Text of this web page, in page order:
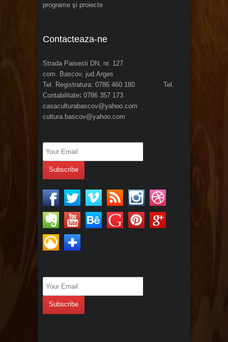
programe şi proiecte
Contacteaza-ne
Strada Paisesti DN, nr. 127
com. Bascov, jud.Arges
Tel. Registratura: 0786 460 180 Tel.
Contabilitate: 0786 357 173
casaculturabascov@yahoo.com
cultura.bascov@yahoo.com